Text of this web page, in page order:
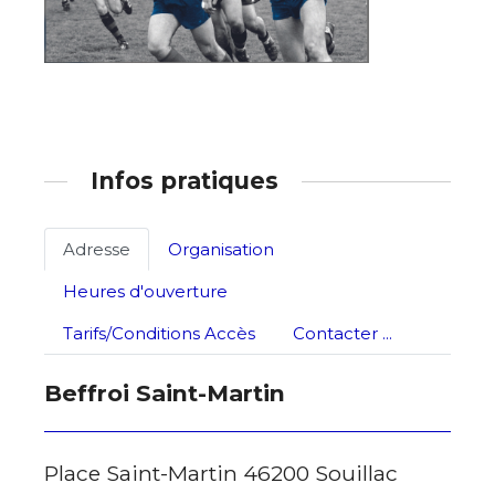
Infos pratiques
Adresse
Organisation
Heures d'ouverture
Tarifs/Conditions Accès
Contacter ...
Beffroi Saint-Martin
Place Saint-Martin 46200 Souillac